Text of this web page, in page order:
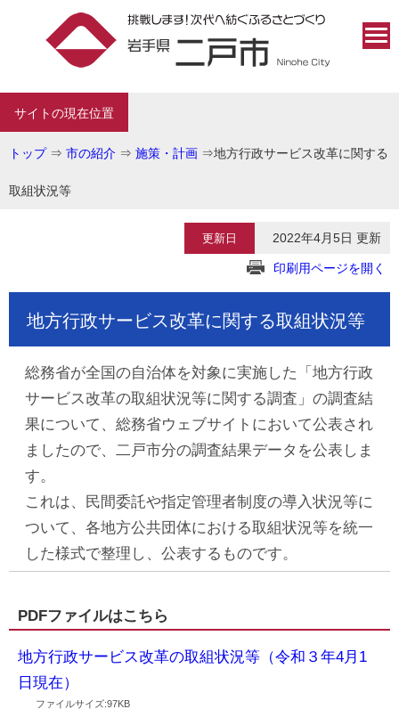
サイトの現在位置
トップ⇒ 市の紹介 ⇒ 施策・計画 ⇒地方行政サービス改革に関する
取組状況等
更新日 2022年4月5日 更新
印刷用ページを開く
地方行政サービス改革に関する取組状況等
総務省が全国の自治体を対象に実施した「地方行政
サービス改革の取組状況等に関する調査」の調査結
果について、総務省ウェブサイトにおいて公表され
ましたので、二戸市分の調査結果データを公表しま
す。
これは、民間委託や指定管理者制度の導入状況等に
ついて、各地方公共団体における取組状況等を統一
した様式で整理し、公表するものです。
PDFファイルはこちら
地方行政サービス改革の取組状況等（令和３年4月1
日現在）
ファイルサイズ:97KB